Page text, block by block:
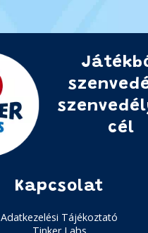
cél
Kapcsolat
Adatkezelési Tájékoztató
Tinker Labs